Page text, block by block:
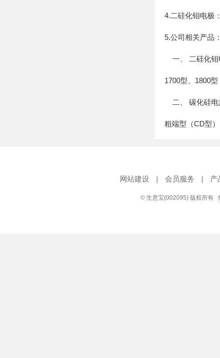
4.二硅化钼电极
5.公司相关产品
一、 二硅化钼
1700型、1800
二、 碳化硅电
粗端型（CD型
网站建设 | 会员服务 | 产
© 生意宝(002095) 版权所有